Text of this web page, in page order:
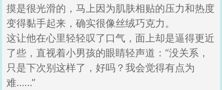
摸是很光滑的，马上因为肌肤相贴的压力和热度
变得黏手起来，确实很像丝绒巧克力。
这让他在心里轻轻叹了口气，面上却是逼得更近
了些，直视着小男孩的眼睛轻声道：“没关系，
只是下次别这样了，好吗？我会觉得有点为
难……”